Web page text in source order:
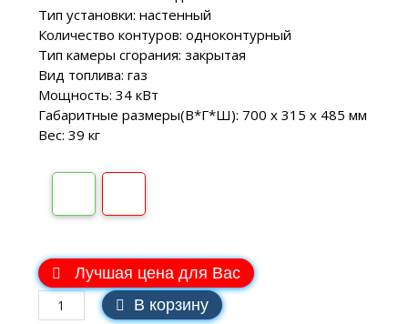
Тип установки: настенный
Количество контуров: одноконтурный
Тип камеры сгорания: закрытая
Вид топлива: газ
Мощность: 34 кВт
Габаритные размеры(В*Г*Ш): 700 х 315 х 485 мм
Вес: 39 кг
Лучшая цена для Вас В наличии
В корзину